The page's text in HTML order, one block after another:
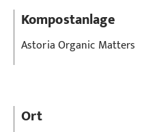
Kompostanlage
Astoria Organic Matters
Ort